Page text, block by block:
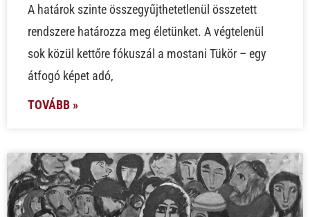
A határok szinte összegyűjthetetlenül összetett
rendszere határozza meg életünket. A végtelenül
sok közül kettőre fókuszál a mostani Tükör – egy
átfogó képet adó,
TOVÁBB »